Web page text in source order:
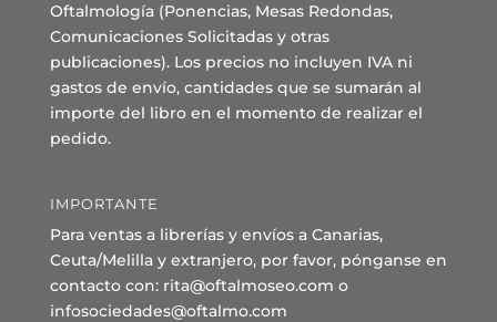
Oftalmología (Ponencias, Mesas Redondas,
Comunicaciones Solicitadas y otras
publicaciones). Los precios no incluyen IVA ni
gastos de envío, cantidades que se sumarán al
importe del libro en el momento de realizar el
pedido.
IMPORTANTE
Para ventas a librerías y envíos a Canarias,
Ceuta/Melilla y extranjero, por favor, pónganse en
contacto con: rita@oftalmoseo.com o
infosociedades@oftalmo.com